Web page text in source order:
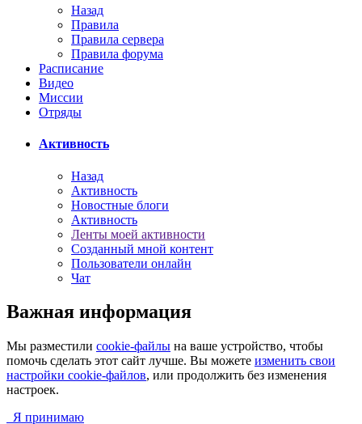
Назад
Правила
Правила сервера
Правила форума
Расписание
Видео
Миссии
Отряды
Активность
Назад
Активность
Новостные блоги
Активность
Ленты моей активности
Созданный мной контент
Пользователи онлайн
Чат
Важная информация
Мы разместили cookie-файлы на ваше устройство, чтобы
помочь сделать этот сайт лучше. Вы можете изменить свои
настройки cookie-файлов, или продолжить без изменения
настроек.
Я принимаю